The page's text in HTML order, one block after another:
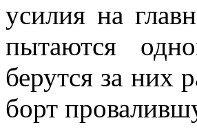
усилия на
пытаются
берутся за них
борт